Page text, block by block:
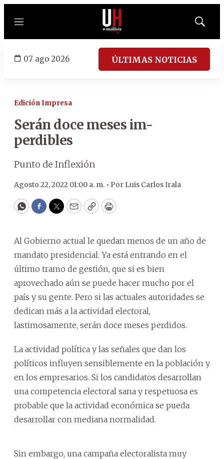
Menú
Mostrar
07 ago 2026 ÚLTIMAS NOTICIAS
Edición Impresa
Serán doce meses im-
perdibles
Punto de Inflexión
Agosto 22, 2022 01:00 a. m. • Por Luis Carlos Irala
WhatsApp
Facebook
Twitter
EmailCopyPrint
Al Gobierno actual le quedan menos de un año de
mandato presidencial. Ya está entrando en el
último tramo de gestión, que si es bien
aprovechado aún se puede hacer mucho por el
país y su gente. Pero si las actuales autoridades se
dedican más a la actividad electoral,
lastimosamente, serán doce meses perdidos.
La actividad política y las señales que dan los
políticos influyen sensiblemente en la población y
en los empresarios. Si los candidatos desarrollan
una competencia electoral sana y respetuosa es
probable que la actividad económica se pueda
desarrollar con mediana normalidad.
Sin embargo, una campaña electoralista muy